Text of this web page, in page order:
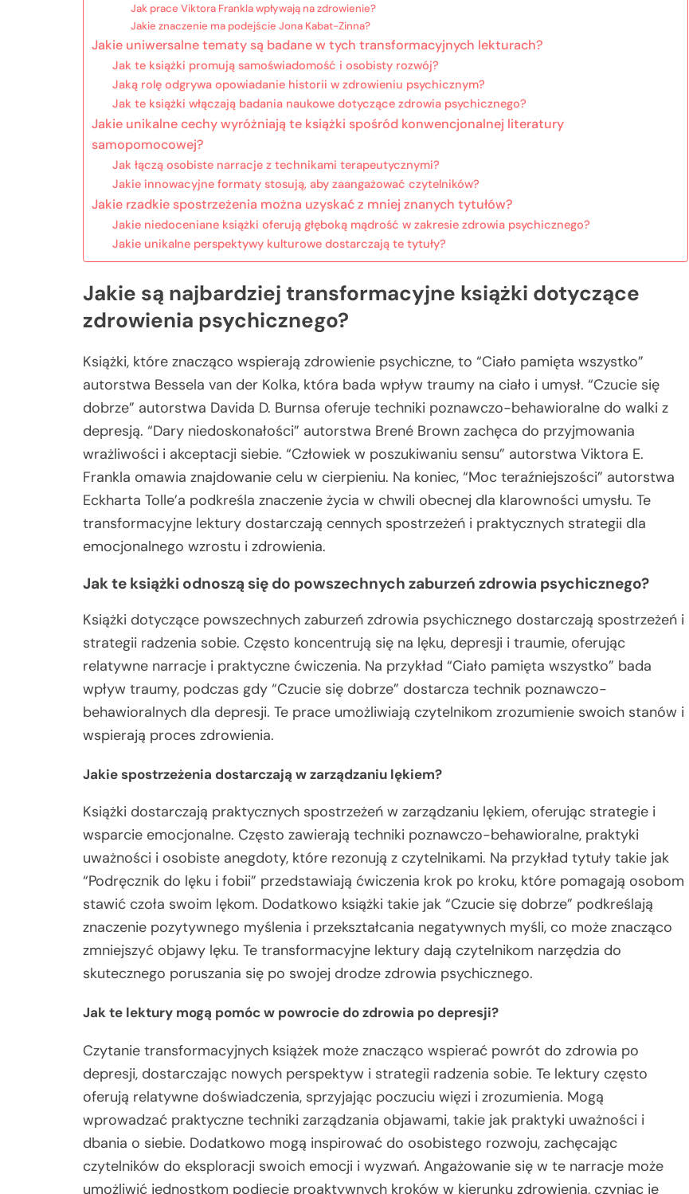
Jak prace Viktora Frankla wpływają na zdrowienie?
Jakie znaczenie ma podejście Jona Kabat-Zinna?
Jakie uniwersalne tematy są badane w tych transformacyjnych lekturach?
Jak te książki promują samoświadomość i osobisty rozwój?
Jaką rolę odgrywa opowiadanie historii w zdrowieniu psychicznym?
Jak te książki włączają badania naukowe dotyczące zdrowia psychicznego?
Jakie unikalne cechy wyróżniają te książki spośród konwencjonalnej literatury
samopomocowej?
Jak łączą osobiste narracje z technikami terapeutycznymi?
Jakie innowacyjne formaty stosują, aby zaangażować czytelników?
Jakie rzadkie spostrzeżenia można uzyskać z mniej znanych tytułów?
Jakie niedoceniane książki oferują głęboką mądrość w zakresie zdrowia psychicznego?
Jakie unikalne perspektywy kulturowe dostarczają te tytuły?
Jakie są najbardziej transformacyjne książki dotyczące
zdrowienia psychicznego?
Książki, które znacząco wspierają zdrowienie psychiczne, to “Ciało pamięta wszystko”
autorstwa Bessela van der Kolka, która bada wpływ traumy na ciało i umysł. “Czucie się
dobrze” autorstwa Davida D. Burnsa oferuje techniki poznawczo-behawioralne do walki z
depresją. “Dary niedoskonałości” autorstwa Brené Brown zachęca do przyjmowania
wrażliwości i akceptacji siebie. “Człowiek w poszukiwaniu sensu” autorstwa Viktora E.
Frankla omawia znajdowanie celu w cierpieniu. Na koniec, “Moc teraźniejszości” autorstwa
Eckharta Tolle’a podkreśla znaczenie życia w chwili obecnej dla klarowności umysłu. Te
transformacyjne lektury dostarczają cennych spostrzeżeń i praktycznych strategii dla
emocjonalnego wzrostu i zdrowienia.
Jak te książki odnoszą się do powszechnych zaburzeń zdrowia psychicznego?
Książki dotyczące powszechnych zaburzeń zdrowia psychicznego dostarczają spostrzeżeń i
strategii radzenia sobie. Często koncentrują się na lęku, depresji i traumie, oferując
relatywne narracje i praktyczne ćwiczenia. Na przykład “Ciało pamięta wszystko” bada
wpływ traumy, podczas gdy “Czucie się dobrze” dostarcza technik poznawczo-
behawioralnych dla depresji. Te prace umożliwiają czytelnikom zrozumienie swoich stanów i
wspierają proces zdrowienia.
Jakie spostrzeżenia dostarczają w zarządzaniu lękiem?
Książki dostarczają praktycznych spostrzeżeń w zarządzaniu lękiem, oferując strategie i
wsparcie emocjonalne. Często zawierają techniki poznawczo-behawioralne, praktyki
uważności i osobiste anegdoty, które rezonują z czytelnikami. Na przykład tytuły takie jak
“Podręcznik do lęku i fobii” przedstawiają ćwiczenia krok po kroku, które pomagają osobom
stawić czoła swoim lękom. Dodatkowo książki takie jak “Czucie się dobrze” podkreślają
znaczenie pozytywnego myślenia i przekształcania negatywnych myśli, co może znacząco
zmniejszyć objawy lęku. Te transformacyjne lektury dają czytelnikom narzędzia do
skutecznego poruszania się po swojej drodze zdrowia psychicznego.
Jak te lektury mogą pomóc w powrocie do zdrowia po depresji?
Czytanie transformacyjnych książek może znacząco wspierać powrót do zdrowia po
depresji, dostarczając nowych perspektyw i strategii radzenia sobie. Te lektury często
oferują relatywne doświadczenia, sprzyjając poczuciu więzi i zrozumienia. Mogą
wprowadzać praktyczne techniki zarządzania objawami, takie jak praktyki uważności i
dbania o siebie. Dodatkowo mogą inspirować do osobistego rozwoju, zachęcając
czytelników do eksploracji swoich emocji i wyzwań. Angażowanie się w te narracje może
umożliwić jednostkom podjęcie proaktywnych kroków w kierunku zdrowienia, czyniąc je